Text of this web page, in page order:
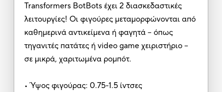
Transformers BotBots έχει 2 διασκεδαστικές
λειτουργίες! Οι φιγούρες μεταμορφώνονται από
καθημερινά αντικείμενα ή φαγητά – όπως
τηγανιτές πατάτες ή video game χειριστήριο –
σε μικρά, χαριτωμένα ρομπότ.
• Ύψος φιγούρας: 0.75-1.5 ίντσες